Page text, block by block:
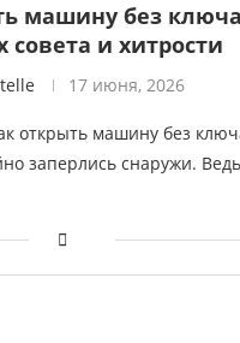
машину без
совета и хитрости
17 июня, 2026
открыть машину без
заперлись снаружи. Ведь